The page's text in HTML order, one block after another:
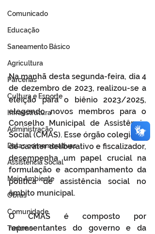
Comunicado
Educação
Saneamento Básico
Agricultura
Parcerias
Cultura e Esporte
Infraestrutura
Administração
Datas comemorativas
Assistência Social
Meio Ambiente
Obras
Comunidade
Turismo
Na manhã desta segunda-feira, dia 4
de dezembro de 2023, realizou-se a
eleição para o biênio 2023/2025,
elegendo novos membros para o
Conselho Municipal de Assistência
Social (CMAS). Esse órgão colegiado,
de caráter deliberativo e fiscalizador,
desempenha um papel crucial na
formulação e acompanhamento da
política de assistência social no
âmbito municipal.
O CMAS é composto por
representantes do governo e da